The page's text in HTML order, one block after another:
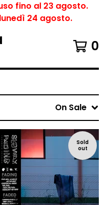
fino al 23 agosto.
24 agosto.
0
On Sale
Sold
out